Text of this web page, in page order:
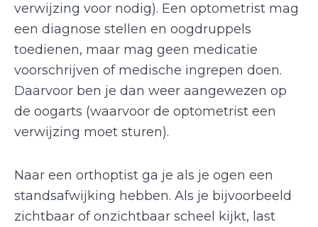
verwijzing voor nodig). Een optometrist mag
een diagnose stellen en oogdruppels
toedienen, maar mag geen medicatie
voorschrijven of medische ingrepen doen.
Daarvoor ben je dan weer aangewezen op
de oogarts (waarvoor de optometrist een
verwijzing moet sturen).
Naar een orthoptist ga je als je ogen een
standsafwijking hebben. Als je bijvoorbeeld
zichtbaar of onzichtbaar scheel kijkt, last